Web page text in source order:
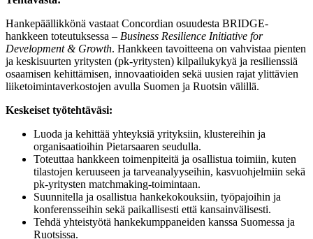
Hankepäällikkönä vastaat Concordian osuudesta BRIDGE-
hankkeen toteutuksessa – Business Resilience Initiative for
Development & Growth. Hankkeen tavoitteena on vahvistaa pienten
ja keskisuurten yritysten (pk-yritysten) kilpailukykyä ja resilienssiä
osaamisen kehittämisen, innovaatioiden sekä uusien rajat ylittävien
liiketoimintaverkostojen avulla Suomen ja Ruotsin välillä.
Keskeiset työtehtäväsi:
Luoda ja kehittää yhteyksiä yrityksiin, klustereihin ja
organisaatioihin Pietarsaaren seudulla.
Toteuttaa hankkeen toimenpiteitä ja osallistua toimiin, kuten
tilastojen keruuseen ja tarveanalyyseihin, kasvuohjelmiin sekä
pk-yritysten matchmaking-toimintaan.
Suunnitella ja osallistua hankekokouksiin, työpajoihin ja
konferensseihin sekä paikallisesti että kansainvälisesti.
Tehdä yhteistyötä hankekumppaneiden kanssa Suomessa ja
Ruotsissa.